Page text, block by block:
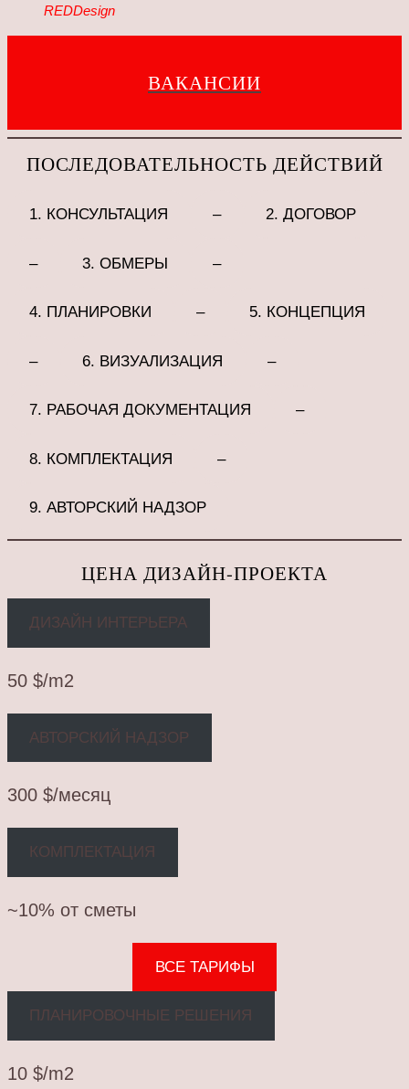
REDDesign
ВАКАНСИИ
ПОСЛЕДОВАТЕЛЬНОСТЬ ДЕЙСТВИЙ
1. КОНСУЛЬТАЦИЯ – 2. ДОГОВОР
– 3. ОБМЕРЫ –
4. ПЛАНИРОВКИ – 5. КОНЦЕПЦИЯ
– 6. ВИЗУАЛИЗАЦИЯ –
7. РАБОЧАЯ ДОКУМЕНТАЦИЯ –
8. КОМПЛЕКТАЦИЯ –
9. АВТОРСКИЙ НАДЗОР
ЦЕНА ДИЗАЙН-ПРОЕКТА
ДИЗАЙН ИНТЕРЬЕРА
50 $/m2
АВТОРСКИЙ НАДЗОР
300 $/месяц
КОМПЛЕКТАЦИЯ
~10% от сметы
ВСЕ ТАРИФЫ
ПЛАНИРОВОЧНЫЕ РЕШЕНИЯ
10 $/m2